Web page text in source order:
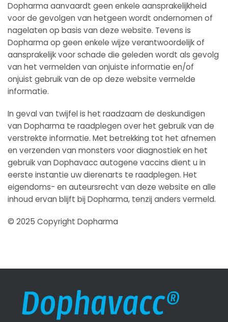
Dopharma aanvaardt geen enkele aansprakelijkheid
voor de gevolgen van hetgeen wordt ondernomen of
nagelaten op basis van deze website. Tevens is
Dopharma op geen enkele wijze verantwoordelijk of
aansprakelijk voor schade die geleden wordt als gevolg
van het vermelden van onjuiste informatie en/of
onjuist gebruik van de op deze website vermelde
informatie.
In geval van twijfel is het raadzaam de deskundigen
van Dopharma te raadplegen over het gebruik van de
verstrekte informatie. Met betrekking tot het afnemen
en verzenden van monsters voor diagnostiek en het
gebruik van Dophavacc autogene vaccins dient u in
eerste instantie uw dierenarts te raadplegen. Het
eigendoms- en auteursrecht van deze website en alle
inhoud ervan blijft bij Dopharma, tenzij anders vermeld.
© 2025 Copyright Dopharma